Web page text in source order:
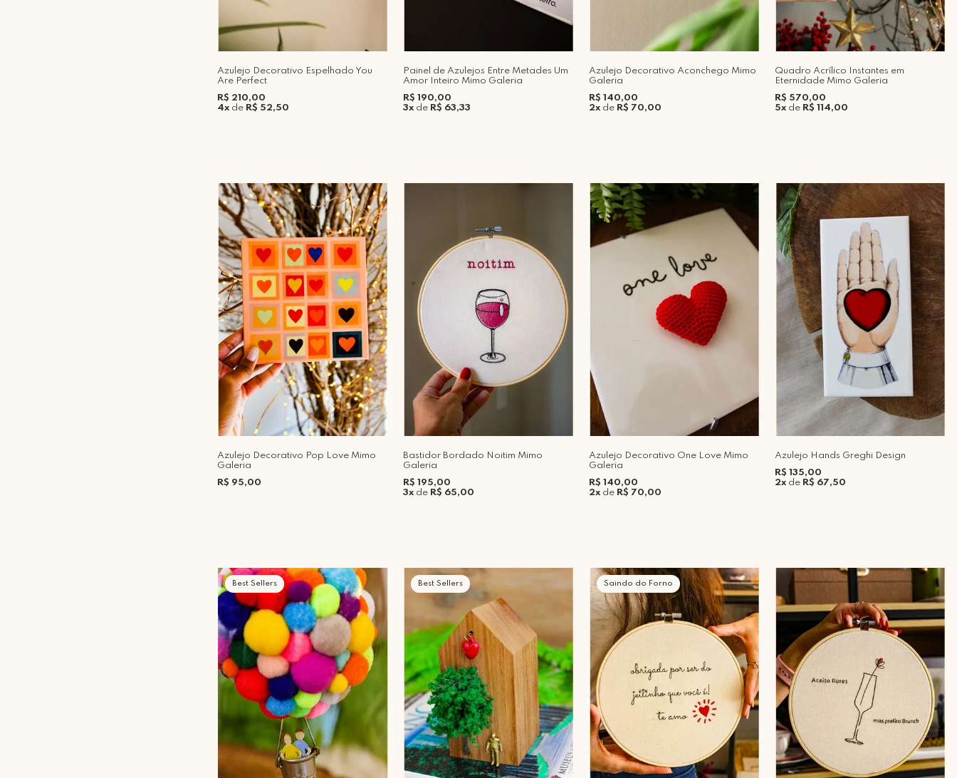
Azulejo Decorativo Espelhado You
Are Perfect
R$ 210,00
4xde R$ 52,50
Painel de Azulejos Entre Metades Um
Amor Inteiro Mimo Galeria
R$ 190,00
3xde R$ 63,33
Azulejo Decorativo Aconchego Mimo
Galeria
R$ 140,00
2xde R$ 70,00
Quadro Acrílico Instantes em
Eternidade Mimo Galeria
R$ 570,00
5xde R$ 114,00
Azulejo Decorativo Pop Love Mimo
Galeria
R$ 95,00
Bastidor Bordado Noitim Mimo
Galeria
R$ 195,00
3xde R$ 65,00
Azulejo Decorativo One Love Mimo
Galeria
R$ 140,00
2xde R$ 70,00
Azulejo Hands Greghi Design
R$ 135,00
2xde R$ 67,50
Best Sellers Best Sellers Saindo do Forno